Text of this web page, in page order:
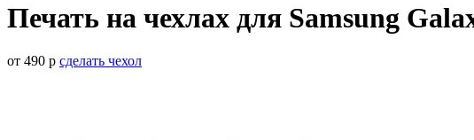
Печать на чехлах для Samsung
от 490 р сделать чехол